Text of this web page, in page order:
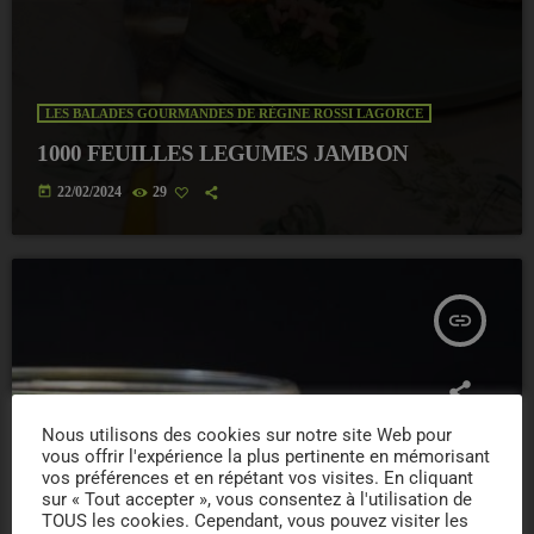
LES BALADES GOURMANDES DE RÉGINE ROSSI LAGORCE
1000 FEUILLES LEGUMES JAMBON
today 22/02/2024 29
insert_link
Nous utilisons des cookies sur notre site Web pour
vous offrir l'expérience la plus pertinente en mémorisant
vos préférences et en répétant vos visites. En cliquant
sur « Tout accepter », vous consentez à l'utilisation de
TOUS les cookies. Cependant, vous pouvez visiter les